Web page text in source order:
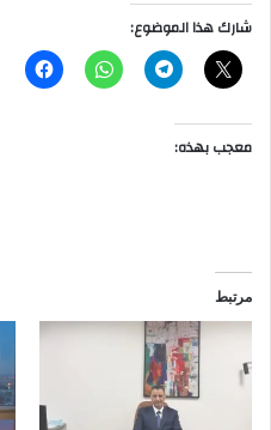
شارك هذا الموضوع:
معجب بهذه:
مرتبط